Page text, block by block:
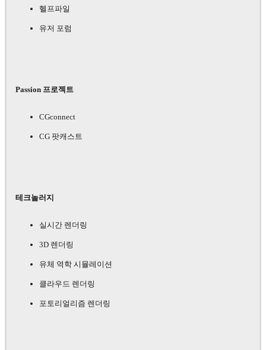
헬프파일
유저 포럼
Passion 프로젝트
CGconnect
CG 팟캐스트
테크놀러지
실시간 렌더링
3D 렌더링
유체 역학 시뮬레이션
클라우드 렌더링
포토리얼리즘 렌더링